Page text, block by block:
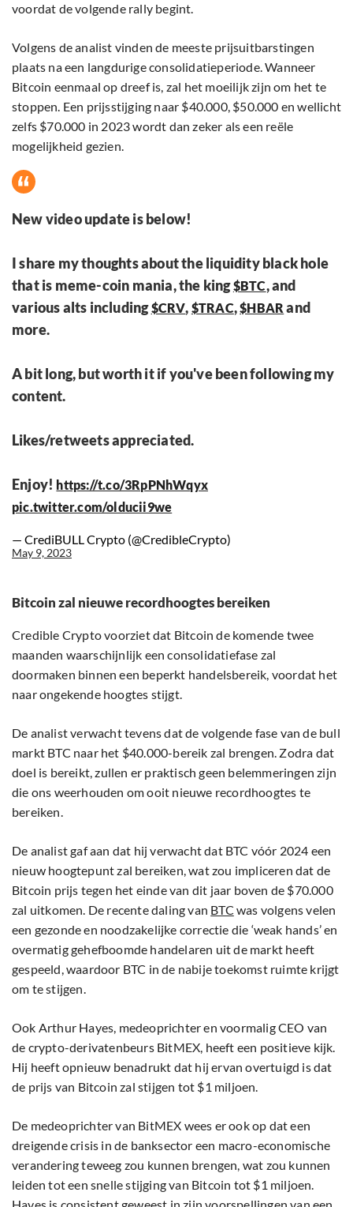
voordat de volgende rally begint.
Volgens de analist vinden de meeste prijsuitbarstingen
plaats na een langdurige consolidatieperiode. Wanneer
Bitcoin eenmaal op dreef is, zal het moeilijk zijn om het te
stoppen. Een prijsstijging naar $40.000, $50.000 en wellicht
zelfs $70.000 in 2023 wordt dan zeker als een reële
mogelijkheid gezien.
New video update is below!
I share my thoughts about the liquidity black hole
that is meme-coin mania, the king$BTC, and
various alts including$CRV, $TRAC,$HBAR and
more.
A bit long, but worth it if you've been following my
content.
Likes/retweets appreciated.
Enjoy! https://t.co/3RpPNhWqyx
pic.twitter.com/olducii9we
— CrediBULL Crypto (@CredibleCrypto)
May 9, 2023
Bitcoin zal nieuwe recordhoogtes bereiken
Credible Crypto voorziet dat Bitcoin de komende twee
maanden waarschijnlijk een consolidatiefase zal
doormaken binnen een beperkt handelsbereik, voordat het
naar ongekende hoogtes stijgt.
De analist verwacht tevens dat de volgende fase van de bull
markt BTC naar het $40.000-bereik zal brengen. Zodra dat
doel is bereikt, zullen er praktisch geen belemmeringen zijn
die ons weerhouden om ooit nieuwe recordhoogtes te
bereiken.
De analist gaf aan dat hij verwacht dat BTC vóór 2024 een
nieuw hoogtepunt zal bereiken, wat zou impliceren dat de
Bitcoin prijs tegen het einde van dit jaar boven de $70.000
zal uitkomen. De recente daling van BTC was volgens velen
een gezonde en noodzakelijke correctie die ‘weak hands’ en
overmatig gehefboomde handelaren uit de markt heeft
gespeeld, waardoor BTC in de nabije toekomst ruimte krijgt
om te stijgen.
Ook Arthur Hayes, medeoprichter en voormalig CEO van
de crypto-derivatenbeurs BitMEX, heeft een positieve kijk.
Hij heeft opnieuw benadrukt dat hij ervan overtuigd is dat
de prijs van Bitcoin zal stijgen tot $1 miljoen.
De medeoprichter van BitMEX wees er ook op dat een
dreigende crisis in de banksector een macro-economische
verandering teweeg zou kunnen brengen, wat zou kunnen
leiden tot een snelle stijging van Bitcoin tot $1 miljoen.